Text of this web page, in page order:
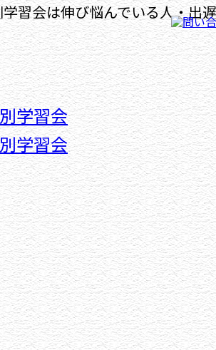
習会は伸び悩んでいる人・出
プロの個別指導塾です。
学習会
学習会